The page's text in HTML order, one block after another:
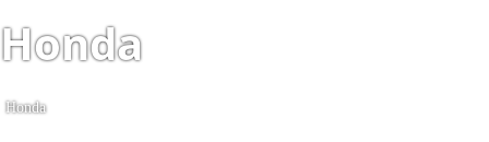
Honda
Honda